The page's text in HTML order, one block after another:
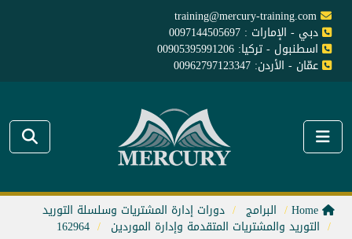
training@mercury-training.com
دبي - الإمارات : 0097144505697
اسطنبول - تركيا: 00905395991206
عمّان - الأردن: 00962797123347
البرامج دورات إدارة المشتريات وسلسلة التوريد
التوريد والمشتريات المتقدمة وإدارة الموردين 162964